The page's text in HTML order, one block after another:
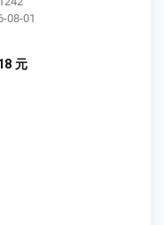
08-01
元